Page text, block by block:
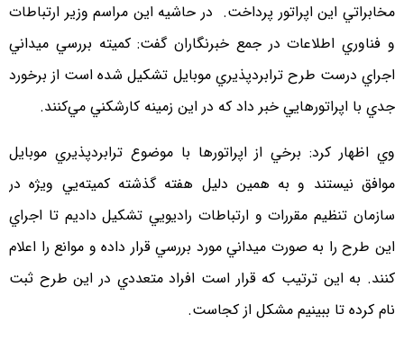
مخابراتي اين اپراتور پرداخت. در حاشيه اين مراسم وزير ارتباطات
و فناوري اطلاعات در جمع خبرنگاران گفت: كميته بررسي ميداني
اجراي درست طرح ترابردپذيري موبايل تشكيل شده است از برخورد
جدي با اپراتورهايي خبر داد كه در اين زمينه كارشكني مي‌كنند.
وي اظهار كرد: برخي از اپراتورها با موضوع ترابردپذيري موبايل
موافق نيستند و به همين دليل هفته گذشته كميته‌يي ويژه در
سازمان تنظيم مقررات و ارتباطات راديويي تشكيل داديم تا اجراي
اين طرح را به صورت ميداني مورد بررسي قرار داده و موانع را اعلام
كنند. به اين ترتيب كه قرار است افراد متعددي در اين طرح ثبت
نام كرده تا ببينيم مشكل از كجاست.